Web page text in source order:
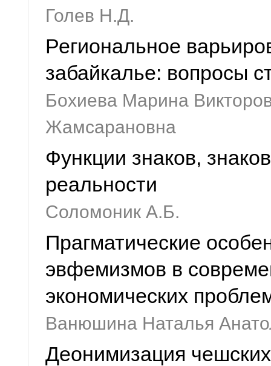
Голев Н.Д.
Региональное
забайкалье: вопросы
Бохиева Марина
Жамсарановна
Функции знаков,
реальности
Соломоник А.Б.
Прагматические
эвфемизмов в
экономических
Ванюшина Наталья
Деонимизация